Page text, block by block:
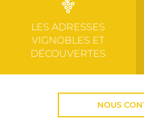
LES ADRESSES
VIGNOBLES ET
DÉCOUVERTES
NOUS